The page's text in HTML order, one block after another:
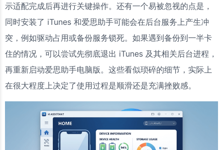
示适配完成后再进行关键操作。还有一个易被忽视的点是，
同时安装了 iTunes 和爱思助手可能会在后台服务上产生冲
突，例如驱动占用或备份服务锁死。如果遇到备份到一半卡
住的情况，可以尝试先彻底退出 iTunes 及其相关后台进程，
再重新启动爱思助手电脑版。这些看似琐碎的细节，实际上
在很大程度上决定了使用过程是顺滑还是充满挫败感。